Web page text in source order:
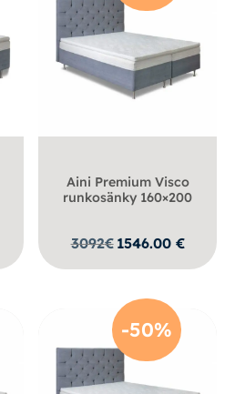
Aini Premium Visco
runkosänky 160×200
3092€ 1546.00 €
-50%